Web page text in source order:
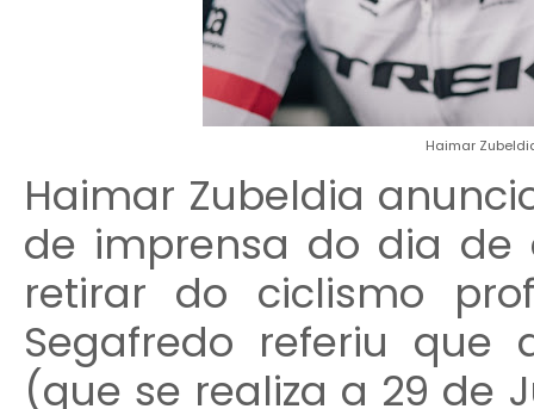
Haimar
Haimar Zubeldia
de imprensa do dia de
retirar do ciclismo
Segafredo referiu que
(que se realiza a 29 de